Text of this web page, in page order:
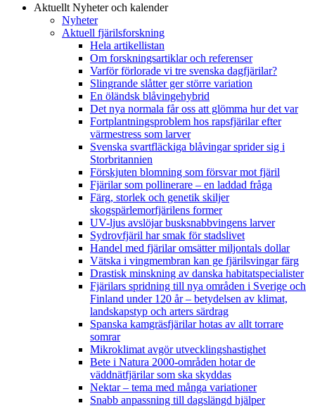
Aktuellt Nyheter och kalender
Nyheter
Aktuell fjärilsforskning
Hela artikellistan
Om forskningsartiklar och referenser
Varför förlorade vi tre svenska dagfjärilar?
Slingrande slåtter ger större variation
En öländsk blåvingehybrid
Det nya normala får oss att glömma hur det var
Fortplantningsproblem hos rapsfjärilar efter
värmestress som larver
Svenska svartfläckiga blåvingar sprider sig i
Storbritannien
Förskjuten blomning som försvar mot fjäril
Fjärilar som pollinerare – en laddad fråga
Färg, storlek och genetik skiljer
skogspärlemorfjärilens former
UV-ljus avslöjar busksnabbvingens larver
Sydrovfjäril har smak för stadslivet
Handel med fjärilar omsätter miljontals dollar
Vätska i vingmembran kan ge fjärilsvingar färg
Drastisk minskning av danska habitatspecialister
Fjärilars spridning till nya områden i Sverige och
Finland under 120 år– betydelsen av klimat,
landskapstyp och arters särdrag
Spanska kamgräsfjärilar hotas av allt torrare
somrar
Mikroklimat avgör utvecklingshastighet
Bete i Natura 2000-områden hotar de
väddnätfjärilar som ska skyddas
Nektar – tema med många variationer
Snabb anpassning till dagslängd hjälper